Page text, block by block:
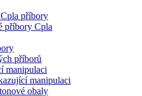
příbory
příbory Cpla
příborů
manipulaci
manipulaci
obaly